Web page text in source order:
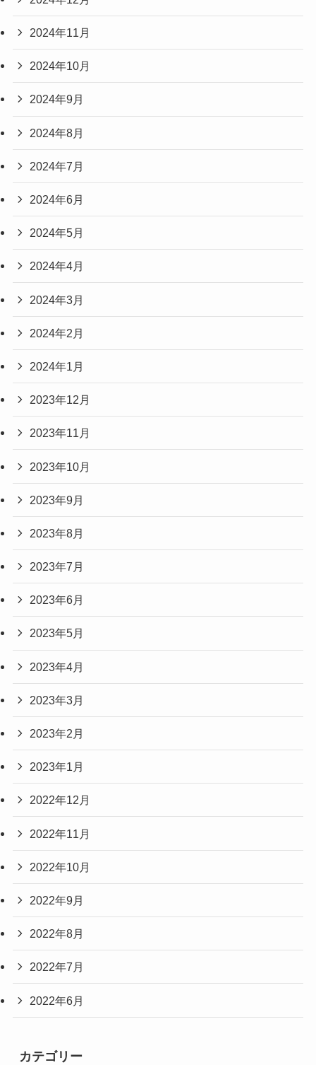
2024年11月
2024年10月
2024年9月
2024年8月
2024年7月
2024年6月
2024年5月
2024年4月
2024年3月
2024年2月
2024年1月
2023年12月
2023年11月
2023年10月
2023年9月
2023年8月
2023年7月
2023年6月
2023年5月
2023年4月
2023年3月
2023年2月
2023年1月
2022年12月
2022年11月
2022年10月
2022年9月
2022年8月
2022年7月
2022年6月
カテゴリー